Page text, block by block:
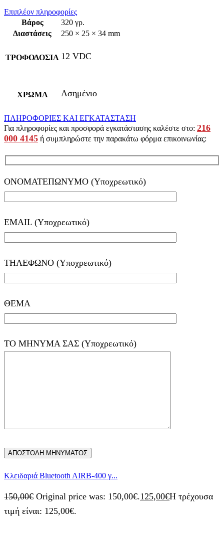
Επιπλέον πληροφορίες
Βάρος
320 γρ.
Διαστάσεις
250 × 25 × 34 mm
ΤΡΟΦΟΔΟΣΙΑ 12 VDC
ΧΡΩΜΑ Ασημένιο
ΠΛΗΡΟΦΟΡΙΕΣ ΚΑΙ ΕΓΚΑΤΑΣΤΑΣΗ
Για πληροφορίες και προσφορά εγκατάστασης καλέστε στο: 216
000 4145 ή συμπληρώστε την παρακάτω φόρμα επικοινωνίας:
ΟΝΟΜΑΤΕΠΩΝΥΜΟ (Υποχρεωτικό)
EMAIL (Υποχρεωτικό)
ΤΗΛΕΦΩΝΟ (Υποχρεωτικό)
ΘΕΜΑ
ΤΟ ΜΗΝΥΜΑ ΣΑΣ (Υποχρεωτικό)
Kλειδαριά Bluetooth AIRB-400 γ...
150,00€ Original price was: 150,00€.125,00€Η τρέχουσα
τιμή είναι: 125,00€.